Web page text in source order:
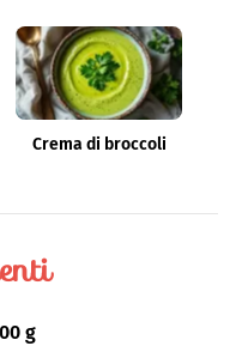
Crema di broccoli
g